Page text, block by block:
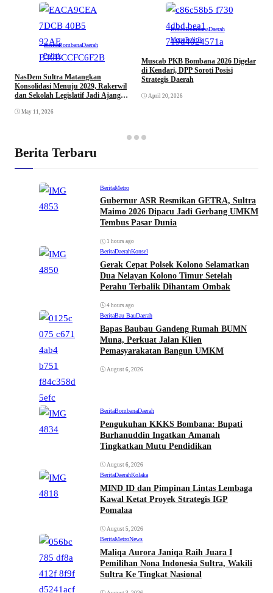
BeritaBombanaDaerah
Politik
NasDem Sultra Matangkan
Konsolidasi Menuju 2029, Rakerwil
dan Sekolah Legislatif Jadi Ajang
May 11, 2026
BeritaBombanaDaerah
MetroPolitik
Muscab PKB Bombana 2026 Digelar
di Kendari, DPP Soroti Posisi
Strategis Daerah
April 20, 2026
Berita Terbaru
BeritaMetro
Gubernur ASR Resmikan GETRA, Sultra
Maimo 2026 Dipacu Jadi Gerbang UMKM
Tembus Pasar Dunia
1 hours ago
BeritaDaerahKonsel
Gerak Cepat Polsek Kolono Selamatkan
Dua Nelayan Kolono Timur Setelah
Perahu Terbalik Dihantam Ombak
4 hours ago
BeritaBau BauDaerah
Bapas Baubau Gandeng Rumah BUMN
Muna, Perkuat Jalan Klien
Pemasyarakatan Bangun UMKM
August 6, 2026
BeritaBombanaDaerah
Pengukuhan KKKS Bombana: Bupati
Burhanuddin Ingatkan Amanah
Tingkatkan Mutu Pendidikan
August 6, 2026
BeritaDaerahKolaka
MIND ID dan Pimpinan Lintas Lembaga
Kawal Ketat Proyek Strategis IGP
Pomalaa
August 5, 2026
BeritaMetroNews
Maliqa Aurora Janiqa Raih Juara I
Pemilihan Nona Indonesia Sultra, Wakili
Sultra Ke Tingkat Nasional